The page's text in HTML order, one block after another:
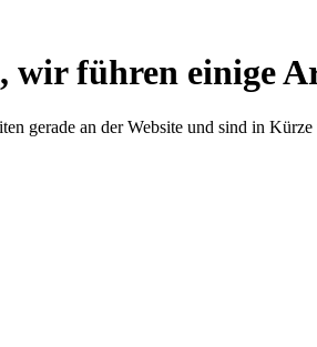
wir führen einige
gerade an der Website und sind in